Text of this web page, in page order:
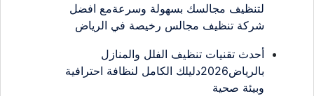
لتنظيف مجالسك بسهولة وسرعةمع افضل
شركة تنظيف مجالس رخيصة في الرياض
أحدث تقنيات تنظيف الفلل والمنازل
بالرياض2026دليلك الكامل لنظافة احترافية
وبيئة صحية